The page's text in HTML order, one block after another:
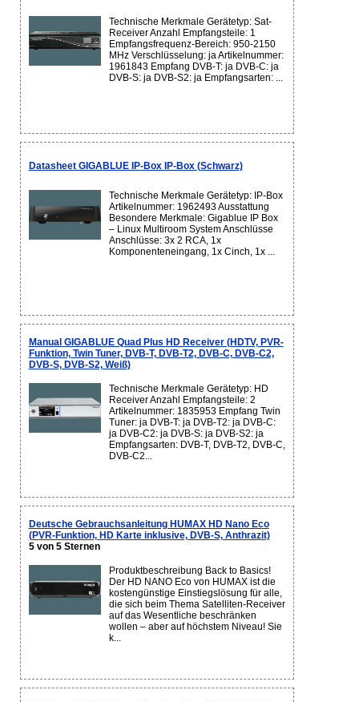
Technische Merkmale Gerätetyp: Sat-
Receiver Anzahl Empfangsteile: 1
Empfangsfrequenz-Bereich: 950-2150
MHz Verschlüsselung: ja Artikelnummer:
1961843 Empfang DVB-T: ja DVB-C: ja
DVB-S: ja DVB-S2: ja Empfangsarten: ...
Datasheet GIGABLUE IP-Box IP-Box (Schwarz)
Technische Merkmale Gerätetyp: IP-Box
Artikelnummer: 1962493 Ausstattung
Besondere Merkmale: Gigablue IP Box
– Linux Multiroom System Anschlüsse
Anschlüsse: 3x 2 RCA, 1x
Komponenteneingang, 1x Cinch, 1x ...
Manual GIGABLUE Quad Plus HD Receiver (HDTV, PVR-
Funktion, Twin Tuner, DVB-T, DVB-T2, DVB-C, DVB-C2,
DVB-S, DVB-S2, Weiß)
Technische Merkmale Gerätetyp: HD
Receiver Anzahl Empfangsteile: 2
Artikelnummer: 1835953 Empfang Twin
Tuner: ja DVB-T: ja DVB-T2: ja DVB-C:
ja DVB-C2: ja DVB-S: ja DVB-S2: ja
Empfangsarten: DVB-T, DVB-T2, DVB-C,
DVB-C2...
Deutsche Gebrauchsanleitung HUMAX HD Nano Eco
(PVR-Funktion, HD Karte inklusive, DVB-S, Anthrazit)
5 von 5 Sternen
Produktbeschreibung Back to Basics!
Der HD NANO Eco von HUMAX ist die
kostengünstige Einstiegslösung für alle,
die sich beim Thema Satelliten-Receiver
auf das Wesentliche beschränken
wollen – aber auf höchstem Niveau! Sie
k...